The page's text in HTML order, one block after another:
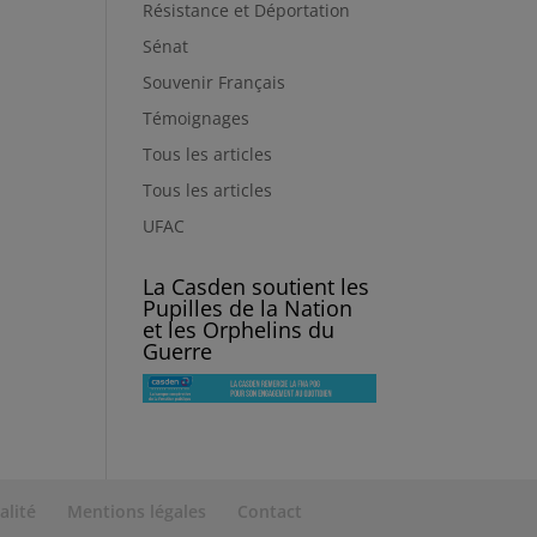
Résistance et Déportation
Sénat
Souvenir Français
Témoignages
Tous les articles
Tous les articles
UFAC
La Casden soutient les
Pupilles de la Nation
et les Orphelins du
Guerre
Mentions légales Contact